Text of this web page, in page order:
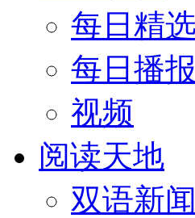
每日精选
每日播报
视频
阅读天地
双语新闻